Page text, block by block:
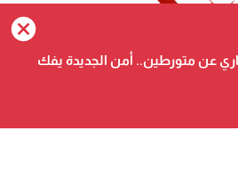
على مدار الساعة تصدر عن شركة
عن متورطين.. أمن الجديدة يفك